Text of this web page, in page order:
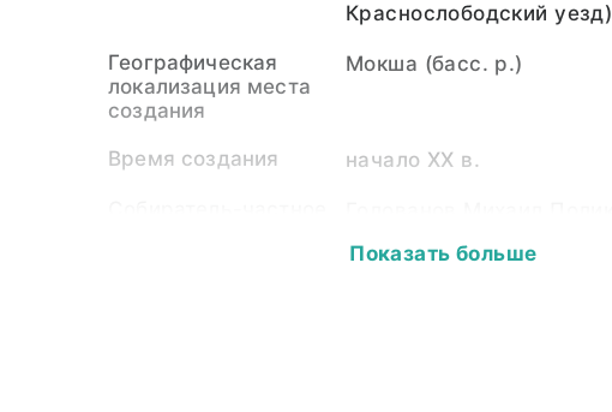
Краснослободский уезд)
Географическая
локализация места
создания
Мокша (басс. р.)
Время создания начало ХХ в.
Показать больше